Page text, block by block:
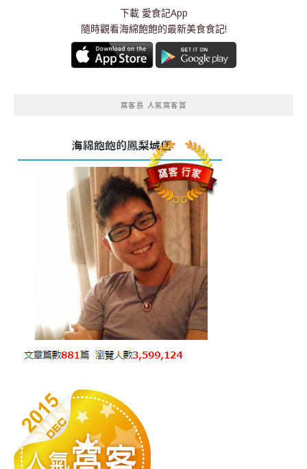
下載 愛食記App
隨時觀看海綿飽飽的最新美食食記!
窩客島 人氣窩客賞